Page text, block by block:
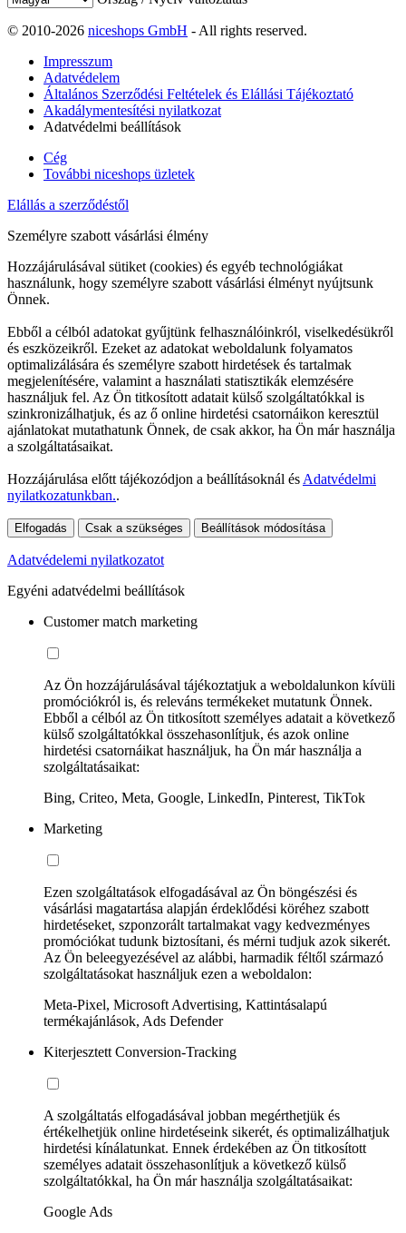
© 2010-2026 niceshops GmbH - All rights reserved.
Impresszum
Adatvédelem
Általános Szerződési Feltételek és Elállási Tájékoztató
Akadálymentesítési nyilatkozat
Adatvédelmi beállítások
Cég
További niceshops üzletek
Elállás a szerződéstől
Személyre szabott vásárlási élmény
Hozzájárulásával sütiket (cookies) és egyéb technológiákat
használunk, hogy személyre szabott vásárlási élményt nyújtsunk
Önnek.
Ebből a célból adatokat gyűjtünk felhasználóinkról, viselkedésükről
és eszközeikről. Ezeket az adatokat weboldalunk folyamatos
optimalizálására és személyre szabott hirdetések és tartalmak
megjelenítésére, valamint a használati statisztikák elemzésére
használjuk fel. Az Ön titkosított adatait külső szolgáltatókkal is
szinkronizálhatjuk, és az ő online hirdetési csatornáikon keresztül
ajánlatokat mutathatunk Önnek, de csak akkor, ha Ön már használja
a szolgáltatásaikat.
Hozzájárulása előtt tájékozódjon a beállításoknál és Adatvédelmi
nyilatkozatunkban..
Elfogadás Csak a szükséges Beállítások módosítása
Adatvédelemi nyilatkozatot
Egyéni adatvédelmi beállítások
Customer match marketing
Az Ön hozzájárulásával tájékoztatjuk a weboldalunkon kívüli
promóciókról is, és releváns termékeket mutatunk Önnek.
Ebből a célból az Ön titkosított személyes adatait a következő
külső szolgáltatókkal összehasonlítjuk, és azok online
hirdetési csatornáikat használjuk, ha Ön már használja a
szolgáltatásaikat:
Bing, Criteo, Meta, Google, LinkedIn, Pinterest, TikTok
Marketing
Ezen szolgáltatások elfogadásával az Ön böngészési és
vásárlási magatartása alapján érdeklődési köréhez szabott
hirdetéseket, szponzorált tartalmakat vagy kedvezményes
promóciókat tudunk biztosítani, és mérni tudjuk azok sikerét.
Az Ön beleegyezésével az alábbi, harmadik féltől származó
szolgáltatásokat használjuk ezen a weboldalon:
Meta-Pixel, Microsoft Advertising, Kattintásalapú
termékajánlások, Ads Defender
Kiterjesztett Conversion-Tracking
A szolgáltatás elfogadásával jobban megérthetjük és
értékelhetjük online hirdetéseink sikerét, és optimalizálhatjuk
hirdetési kínálatunkat. Ennek érdekében az Ön titkosított
személyes adatait összehasonlítjuk a következő külső
szolgáltatókkal, ha Ön már használja szolgáltatásaikat:
Google Ads